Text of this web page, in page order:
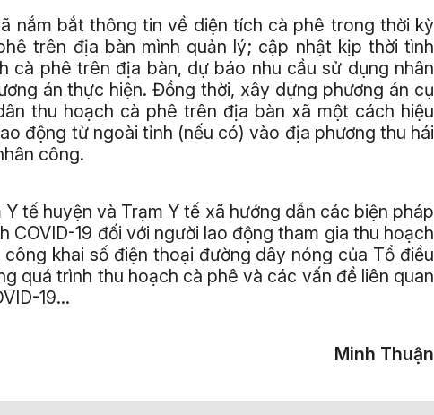
nắm bắt thông tin về diện tích cà phê trong thời kỳ
trên địa bàn mình quản lý; cập nhật kịp thời tình
cà phê trên địa bàn, dự báo nhu cầu sử dụng nhân
án thực hiện. Đồng thời, xây dựng phương án cụ
thu hoạch cà phê trên địa bàn xã một cách hiệu
động từ ngoài tỉnh (nếu có) vào địa phương thu hái
công.
tế huyện và Trạm Y tế xã hướng dẫn các biện pháp
19 đối với người lao động tham gia thu hoạch
khai số điện thoại đường dây nóng của Tổ điều
quá trình thu hoạch cà phê và các vấn đề liên quan
19…
Minh Thuận